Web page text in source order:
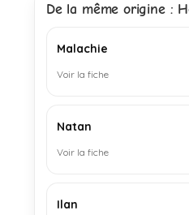
De la même origine :
Malachie
Voir la fiche
Natan
Voir la fiche
Ilan